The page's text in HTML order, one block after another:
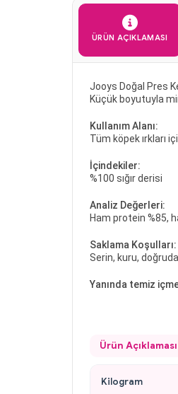
ÜRÜN AÇIKLAMASI
Jooys Doğal Pres
Küçük boyutuyla
Kullanım Alanı:
Tüm köpek ırkları
İçindekiler:
%100 sığır derisi
Analiz Değerleri:
Ham protein %85,
Saklama Koşulları:
Serin, kuru,
Yanında temiz
Ürün Açıklaması
Kilogram